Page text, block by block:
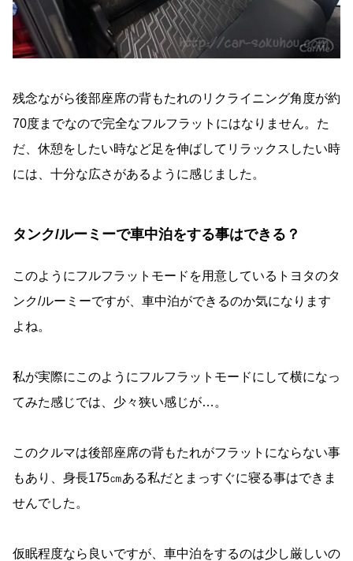
残念ながら後部座席の背もたれのリクライニング角度が約
70度までなので完全なフルフラットにはなりません。た
だ、休憩をしたい時など足を伸ばしてリラックスしたい時
には、十分な広さがあるように感じました。
タンク/ルーミーで車中泊をする事はできる？
このようにフルフラットモードを用意しているトヨタのタ
ンク/ルーミーですが、車中泊ができるのか気になります
よね。
私が実際にこのようにフルフラットモードにして横になっ
てみた感じでは、少々狭い感じが…。
このクルマは後部座席の背もたれがフラットにならない事
もあり、身長175㎝ある私だとまっすぐに寝る事はできま
せんでした。
仮眠程度なら良いですが、車中泊をするのは少し厳しいの